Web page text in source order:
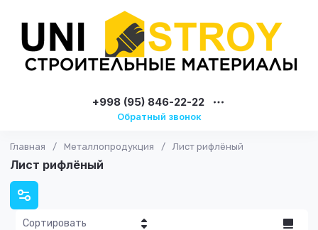
+998 (95) 846-22-22
Обратный звонок
Главная / Металлопродукция / Лист рифлёный
Лист рифлёный
Сортировать